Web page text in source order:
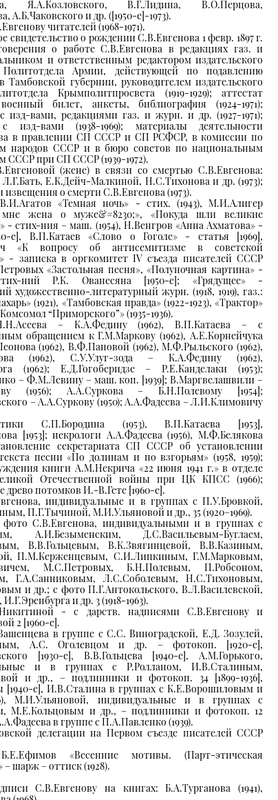
Я.А.Козловского, В.Г.Лидина, В.О.Перцова,
А.Б.Чаковского и др. ([1950-е]-1973).
читателей (1968-1971).
свидетельство о рождении С.В.Евгенова 1 февр. 1897 г.
о работе С.В.Евгенова в редакциях газ. и
и ответственным редактором издательского
Политотдела Армии, действующей по подавлению
Тамбовской губернии, руководителем издательского
Крымполитпросвета (1919-1929); аттестат
билет, анкеты, библиография (1924-1971);
изд-вами, редакциями газ. и журн. и др. (1927-1971);
изд-вами (1938-1969); материалы деятельности
в правлении СП СССР и СП РСФСР, в комиссии по
народов СССР и в бюро советов по национальным
СССР при СП СССР (1939-1972).
(жене) в связи со смертью С.В.Евгенова:
Е.К.Дейч-Малкиной, Н.С.Тихонова и др. (1973);
извещения о смерти С.В.Евгенова (1973).
«Темная ночь» - стих. (1943), М.И.Алигер
мне жена о муже&#8230;», «Покуда шли великие
- стих-ния – маш. (1954), Н.Венгров «Анна Ахматова» -
е], В.П.Катаев «Слово о Гоголе» - статья [1969],
«К вопросу об антисемитизме в советской
- записка в оргкомитет IV съезда писателей СССР
«Застольная песня», «Полуночная картина» -
ний Р.К. Ованесяна [1950-е]; «Грядущее» -
художественно-литературный журн. (1918, 1919), газ.:
(1921), «Тамбовская правда» (1922-1923), «Трактор»
“Приморского”» (1935-1936).
– К.А.Федину (1962), В.П.Катаева – с
обращением к Г.М.Маркову (1962), А.Е.Корнейчука
(1962), В.Ф.Пановой (1962), М.Ф.Рыльского (1962),
(1962), С.У.Улуг-зода – К.А.Федину (1962),
(1962); Е.Д.Гогоберидзе – Р.Е.Канделаки (1953);
– Ф.М.Левину – маш. коп. [1939]; В.Маргвелашвили –
(1956); А.А.Суркова – Б.Н.Полевому [1954];
– А.А.Суркову (1950); А.А.Фадеева – Л.И.Климовичу
С.П.Бородина (1953), В.П.Катаева [1953],
[1953]; некрологи А.А.Фадеева (1956), М.Ф.Белякова
секретариата СП СССР об установлении
песни «По долинам и по взгорьям» (1958, 1959);
книги А.М.Некрича «22 июня 1941 г.» в отделе
Отечественной войны при ЦК КПСС (1966);
древо потомков И.-В.Гете [1960-е].
индивидуальные и в группах с П.У.Бровкой,
П.Г.Тычиной, М.И.Ульяновой и др., 35 (1920–1969).
С.В.Евгенова, индивидуальными и в группах с
А.И.Безыменским, Д.С.Васильевым-Буглаем,
В.В.Гольцевым, В.К.Звягинцевой, В.В.Казиным,
П.М.Керженцевым, С.И.Липкиным, Г.М.Марковым,
М.С.Петровых, Б.Н.Полевым, П.Робсоном,
Г.А.Санниковым, Л.С.Соболевым, Н.С.Тихоновым,
и др.; с фото П.Г.Антокольского, В.Л.Василевской,
и др. 3 (1918-1963).
- с дарств. надписями С.В.Евгенову и
2 [1960-е].
в группе с С.С. Виноградской, Е.Д. Зозулей,
А.С. Оголевцом и др. – фотокоп. [1920-е],
[1930-е], В.В.Гольцева [1940-е], А.М.Горького,
и в группах с Р.Ролланом, И.В.Сталиным,
и др., – подлинники и фотокоп. 34 [1899-1936],
е], И.В.Сталина в группах с К.Е.Ворошиловым и
М.И.Ульяновой, индивидуальные и в группах с
М.Е.Кольцовым и др., – подлинники и фотокоп. 12
в группе с П.А.Павленко (1939).
делегации на Первом съезде писателей СССР
«Весенние мотивы. (Парт-этическая
– шарж – оттиск (1928).
С.В.Евгенову на книгах: Б.А.Турганова (1941),